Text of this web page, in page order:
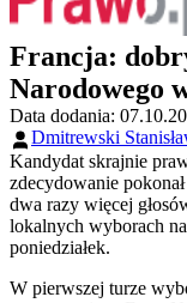
Francja:
Narodowego
Data dodania:
Dmitrewski
Kandydat skrajnie
zdecydowanie
dwa razy więcej
lokalnych wyborach
poniedziałek.
W pierwszej turze